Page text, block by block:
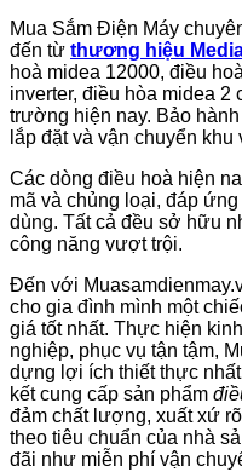
Mua Sắm Điện Máy
đến từ thương hiệu
hoà midea 12000, điều
inverter, điều hòa midea 2
trường hiện nay. Bảo
lắp đặt và vận chuyển
Các dòng điều hoà hiện
mã và chủng loại, đáp
dùng. Tất cả đều sở hữu
công năng vượt trội.
Đến với
cho gia đình mình một
giá tốt nhất. Thực hiện
nghiệp, phục vụ tận tậm,
dựng lợi ích thiết thực
kết cung cấp sản phẩm
đảm chất lượng, xuất xứ
theo tiêu chuẩn của nhà
đãi như miễn phí vận